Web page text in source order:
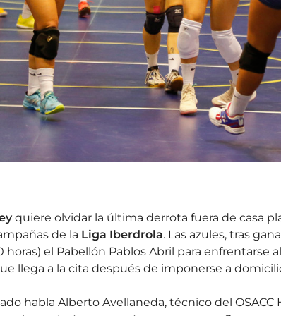
quiere olvidar la última derrota fuera de casa
de la Liga Iberdrola. Las azules, tras
horas) el Pabellón Pablos Abril para enfrentarse
llega a la cita después de imponerse a
habla Alberto Avellaneda, técnico del OSACC